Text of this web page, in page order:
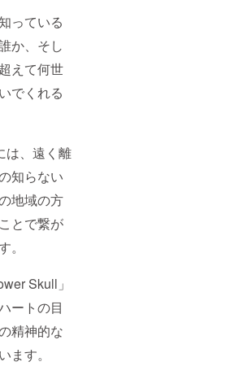
っている
か、そし
えて何世
でくれる
は、遠く離
知らない
地域の方
とで繋が
。
Skull」
ートの目
精神的な
ます。